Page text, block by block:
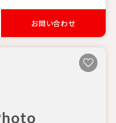
お問い合わせ